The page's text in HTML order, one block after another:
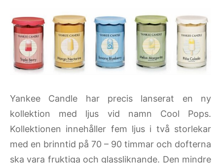
Yankee Candle har precis lanserat en ny
kollektion med ljus vid namn Cool Pops.
Kollektionen innehåller fem ljus i två storlekar
med en brinntid på 70 – 90 timmar och dofterna
ska vara fruktiga och glassliknande. Den mindre